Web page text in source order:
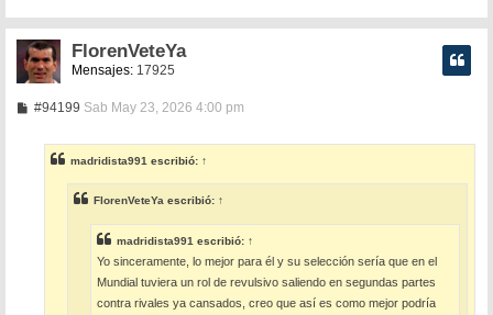
FlorenVeteYa
Mensajes: 17925
#94199M
a
j
e
Sab May 23, 2026 4:00 pm
madridista991 escribió: ↑
FlorenVeteYa escribió: ↑
madridista991 escribió: ↑
Yo sinceramente, lo mejor para él y su selección sería que en el
Mundial tuviera un rol de revulsivo saliendo en segundas partes
contra rivales ya cansados, creo que así es como mejor podría